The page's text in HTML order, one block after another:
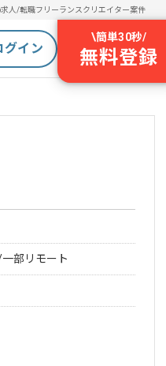
求人/転職フリーランスクリエイター案件
グイン
\簡単30秒/
無料登録
部リモート